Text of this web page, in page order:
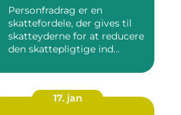
Personfradrag er en
skattefordele, der gives til
skatteyderne for at reducere
den skattepligtige ind...
17. jan